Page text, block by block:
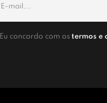
Eu concordo com os termos e